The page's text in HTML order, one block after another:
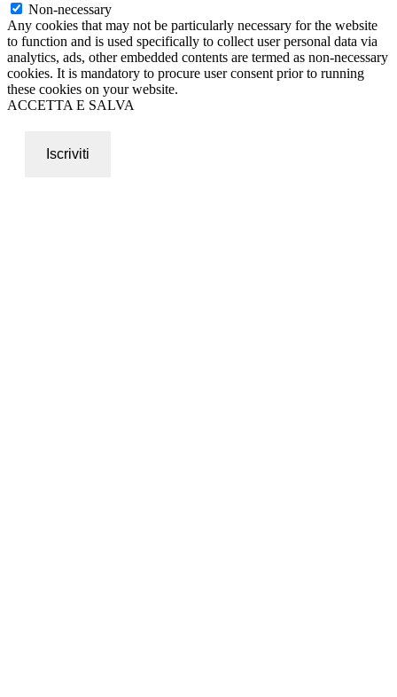
Non-necessary
Any cookies that may not be particularly necessary for the website
to function and is used specifically to collect user personal data via
analytics, ads, other embedded contents are termed as non-necessary
cookies. It is mandatory to procure user consent prior to running
these cookies on your website.
ACCETTA E SALVA
Iscriviti